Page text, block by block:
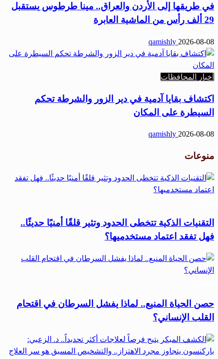
في طريقها إلى الأردن والعراق.. مينا طرطوس يستقبل
29 ألف رأس من الماشية العابرة
qamishly 2026-08-08
أخبار المحافظات
اكتشاف بقايا آدمية في دير الزور والشرطة تحكم
السيطرة على المكان
qamishly 2026-08-08
منوعات
التقنيات الذكية تتخطى الحدود وتثير قلقًا أمنيًا حديثًا..
فهل تفقد اعتماد مستخدميها؟
حصن الحياة المنيع.. لماذا يفشل السرطان في اقتحام
القلب الإنساني؟